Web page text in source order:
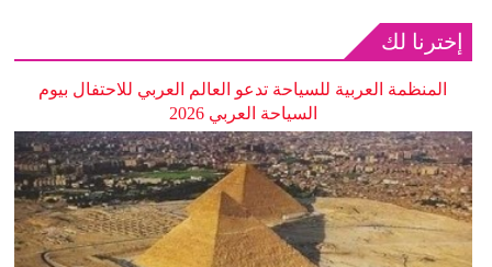
إخترنا لك
المنظمة العربية للسياحة تدعو العالم العربي للاحتفال بيوم
السياحة العربي 2026